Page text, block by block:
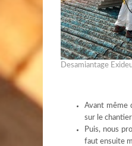
Desamiantage
Avant même
sur le
Puis, nous
faut ensuite